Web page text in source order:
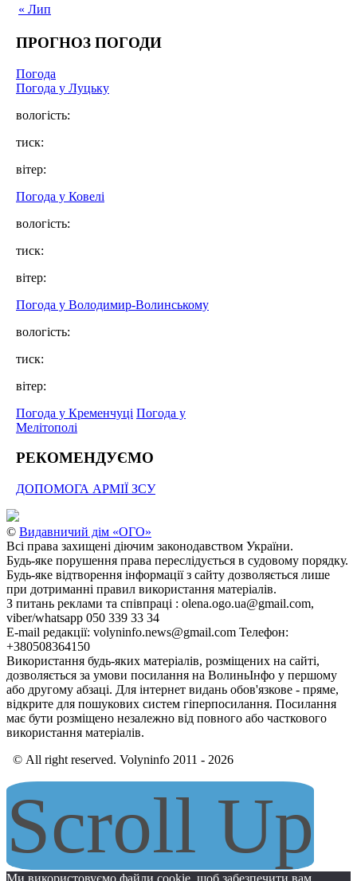
« Лип
ПРОГНОЗ ПОГОДИ
Погода
Погода у Луцьку
вологість:
тиск:
вітер:
Погода у Ковелі
вологість:
тиск:
вітер:
Погода у Володимир-Волинському
вологість:
тиск:
вітер:
Погода у Кременчуці Погода у
Мелітополі
РЕКОМЕНДУЄМО
ДОПОМОГА АРМІЇ ЗСУ
© Видавничий дім «ОГО»
Всі права захищені діючим законодавством України.
Будь-яке порушення права переслідується в судовому порядку.
Будь-яке відтворення інформації з сайту дозволяється лише
при дотриманні правил використання матеріалів.
З питань реклами та співпраці : olena.ogo.ua@gmail.com,
viber/whatsapp 050 339 33 34
E-mail редакції: volyninfo.news@gmail.com Телефон:
+380508364150
Використання будь-яких матеріалів, розміщених на сайті,
дозволяється за умови посилання на ВолиньІнфо у першому
або другому абзаці. Для інтернет видань обов'язкове - пряме,
відкрите для пошукових систем гіперпосилання. Посилання
має бути розміщено незалежно від повного або часткового
використання матеріалів.
© All right reserved. Volyninfo 2011 - 2026
Scroll Up
Ми використовуємо файли cookie, щоб забезпечити вам